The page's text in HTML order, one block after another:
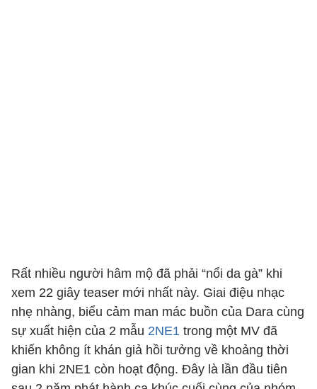
Rất nhiều người hâm mộ đã phải “nổi da gà” khi
xem 22 giây teaser mới nhất này. Giai điệu nhạc
nhẹ nhàng, biểu cảm man mác buồn của Dara cùng
sự xuất hiện của 2 mẫu 2NE1 trong một MV đã
khiến không ít khán giả hồi tưởng về khoảng thời
gian khi 2NE1 còn hoạt động. Đây là lần đầu tiên